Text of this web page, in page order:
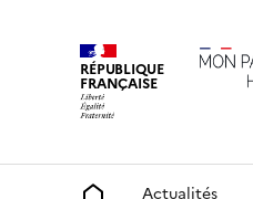
RÉPUBLIQUE
FRANÇAISE
Actualités